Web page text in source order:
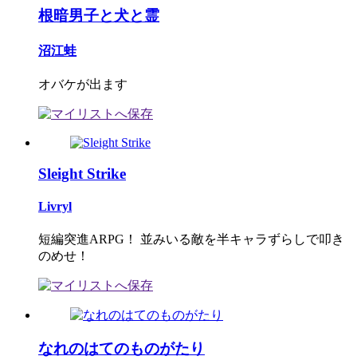
根暗男子と犬と霊
沼江蛙
オバケが出ます
Sleight Strike
Livryl
短編突進ARPG！ 並みいる敵を半キャラずらしで叩き
のめせ！
なれのはてのものがたり